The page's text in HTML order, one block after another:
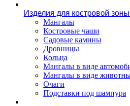
Изделия для костровой зоны
Мангалы
Костровые чаши
Садовые камины
Дровницы
Кольца
Мангалы в виде
Мангалы в виде
Очаги
Подставки под шампура